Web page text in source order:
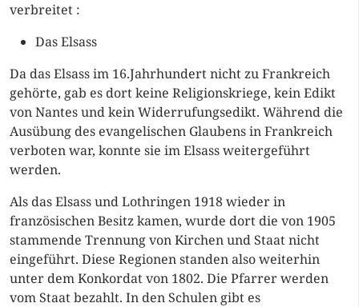
verbreitet :
Das Elsass
Da das Elsass im 16.Jahrhundert nicht zu Frankreich
gehörte, gab es dort keine Religionskriege, kein Edikt
von Nantes und kein Widerrufungsedikt. Während die
Ausübung des evangelischen Glaubens in Frankreich
verboten war, konnte sie im Elsass weitergeführt
werden.
Als das Elsass und Lothringen 1918 wieder in
französischen Besitz kamen, wurde dort die von 1905
stammende Trennung von Kirchen und Staat nicht
eingeführt. Diese Regionen standen also weiterhin
unter dem Konkordat von 1802. Die Pfarrer werden
vom Staat bezahlt. In den Schulen gibt es